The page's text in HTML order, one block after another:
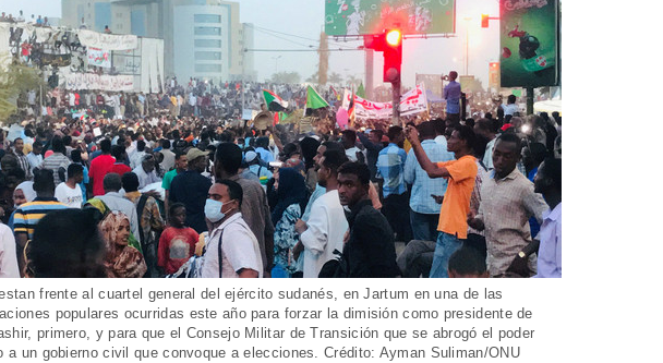
frente al cuartel general del ejército sudanés, en Jartum en una de las
populares ocurridas este año para forzar la dimisión como presidente de
primero, y para que el Consejo Militar de Transición que se abrogó el poder
a un gobierno civil que convoque a elecciones. Crédito: Ayman Suliman/ONU